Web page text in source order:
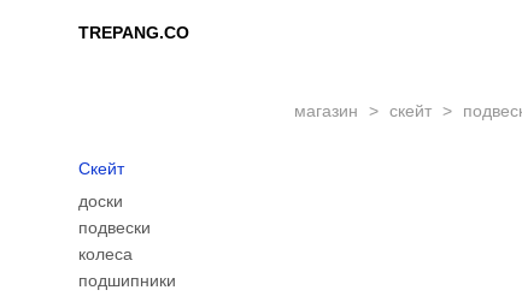
TREPANG.CO
TREPANG.CO
Скейт
доски
подвески
колеса
подшипники
магазин > скейт >